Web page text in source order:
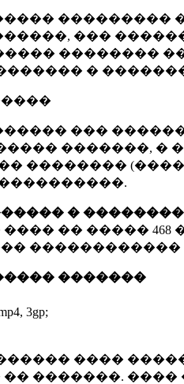
���������
���
��������
�
���
�������, �
��������
�
�� �����
������������
�������
3gp;
����
�������.